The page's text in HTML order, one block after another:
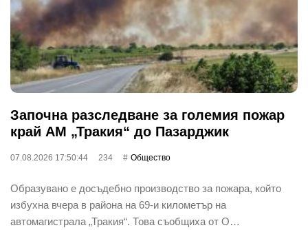
Започна разследване за големия пожар
край АМ „Тракия“ до Пазарджик
07.08.2026 17:50:44 234 Общество
Образувано е досъдебно производство за пожара, който
избухна вчера в района на 69-и километър на
автомагистрала „Тракия“. Това съобщиха от О…